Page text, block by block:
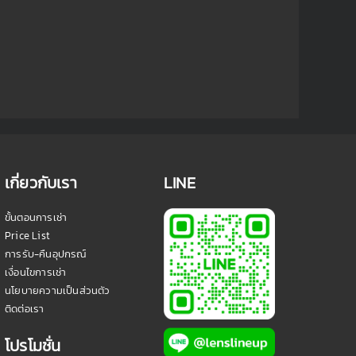
เกี่ยวกับเรา
ขั้นตอนการเช่า
Price List
การรับ-คืนอุปกรณ์
เงื่อนไขการเช่า
นโยบายความเป็นส่วนตัว
ติดต่อเรา
โปรโมชั่น
LINE